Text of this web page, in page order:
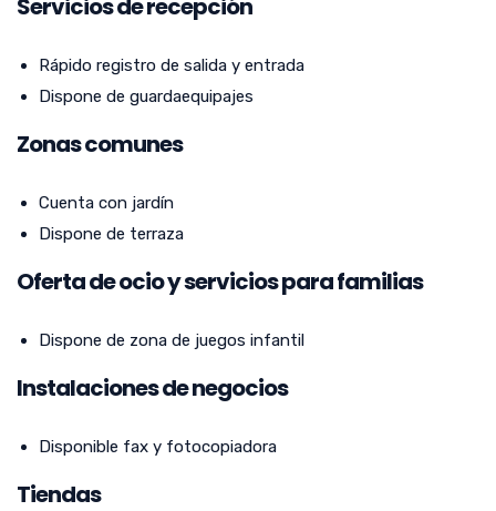
Servicios de recepción
Rápido registro de salida y entrada
Dispone de guardaequipajes
Zonas comunes
Cuenta con jardín
Dispone de terraza
Oferta de ocio y servicios para familias
Dispone de zona de juegos infantil
Instalaciones de negocios
Disponible fax y fotocopiadora
Tiendas